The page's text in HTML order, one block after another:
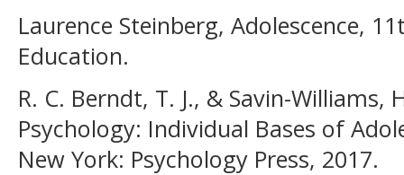
Laurence Steinberg, Adolescence,
Education.
R. C. Berndt, T. J., & Savin-
Psychology: Individual Bases of
New York: Psychology Press, 2017.